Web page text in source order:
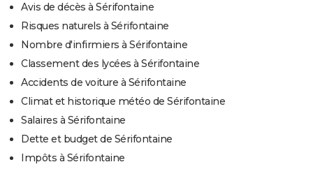
Avis de décès à Sérifontaine
Risques naturels à Sérifontaine
Nombre d'infirmiers à Sérifontaine
Classement des lycées à Sérifontaine
Accidents de voiture à Sérifontaine
Climat et historique météo de Sérifontaine
Salaires à Sérifontaine
Dette et budget de Sérifontaine
Impôts à Sérifontaine